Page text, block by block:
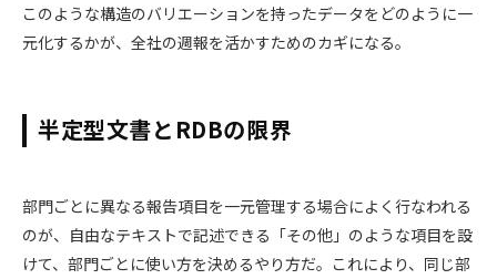
このような構造のバリエーションを持ったデータをどのように一
元化するかが、全社の週報を活かすためのカギになる。
半定型文書とRDBの限界
部門ごとに異なる報告項目を一元管理する場合によく行なわれる
のが、自由なテキストで記述できる「その他」のような項目を設
けて、部門ごとに使い方を決めるやり方だ。これにより、同じ部